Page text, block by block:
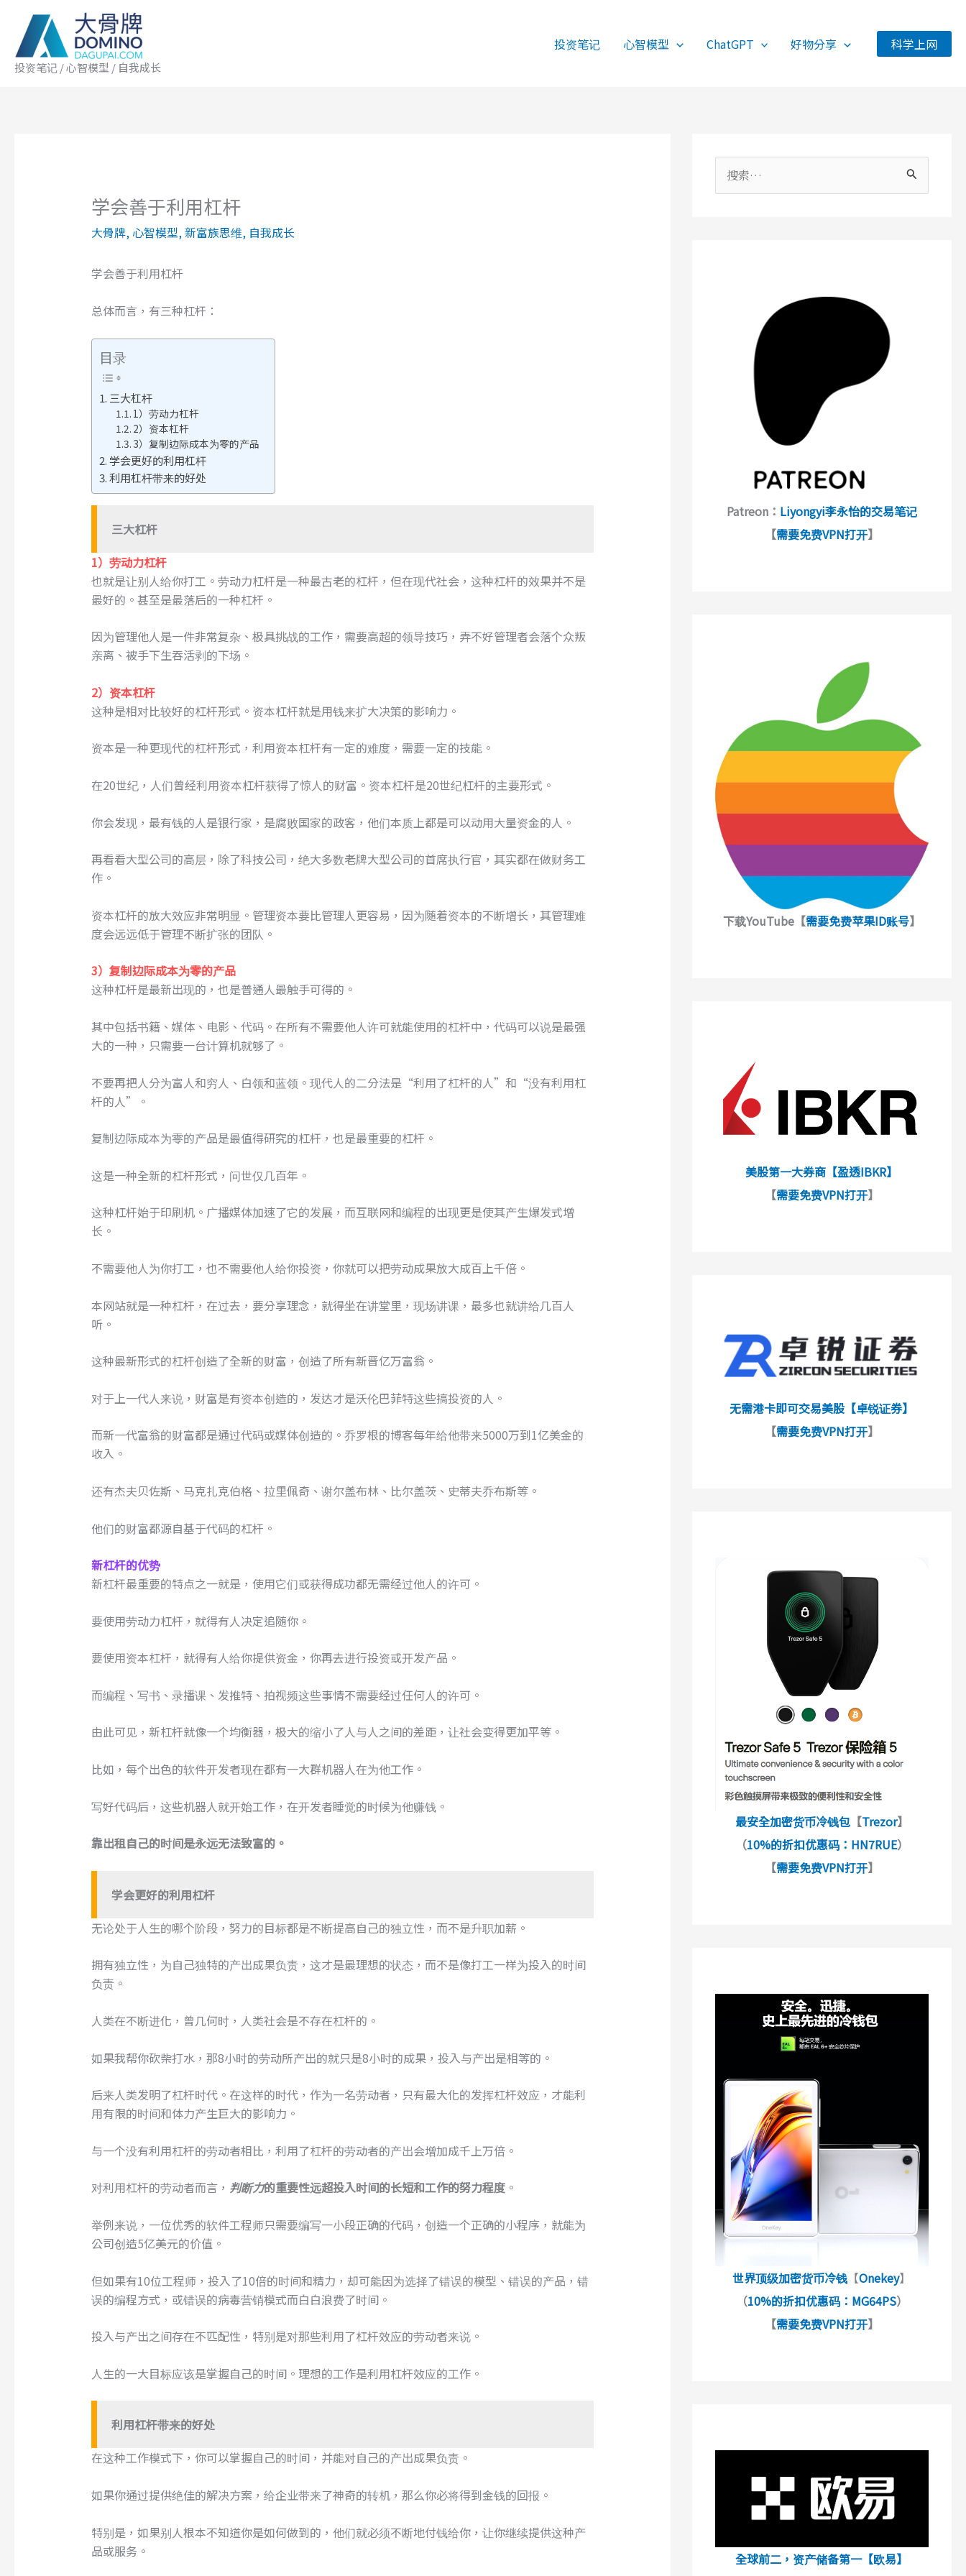
投资笔记 / 心智模型 / 自我成长
投资笔记 心智模型 ChatGPT 好物分享 科学上网
学会善于利用杠杆
大骨牌, 心智模型,新富族思维, 自我成长
学会善于利用杠杆
总体而言，有三种杠杆：
目录
三大杠杆
1）劳动力杠杆
2）资本杠杆
3）复制边际成本为零的产品
学会更好的利用杠杆
利用杠杆带来的好处
三大杠杆
1）劳动力杠杆
也就是让别人给你打工。劳动力杠杆是一种最古老的杠杆，但在现代社会，这种杠杆的效果并不是
最好的。甚至是最落后的一种杠杆。
因为管理他人是一件非常复杂、极具挑战的工作，需要高超的领导技巧，弄不好管理者会落个众叛
亲离、被手下生吞活剥的下场。
2）资本杠杆
这种是相对比较好的杠杆形式。资本杠杆就是用钱来扩大决策的影响力。
资本是一种更现代的杠杆形式，利用资本杠杆有一定的难度，需要一定的技能。
在20世纪，人们曾经利用资本杠杆获得了惊人的财富。资本杠杆是20世纪杠杆的主要形式。
你会发现，最有钱的人是银行家，是腐败国家的政客，他们本质上都是可以动用大量资金的人。
再看看大型公司的高层，除了科技公司，绝大多数老牌大型公司的首席执行官，其实都在做财务工
作。
资本杠杆的放大效应非常明显。管理资本要比管理人更容易，因为随着资本的不断增长，其管理难
度会远远低于管理不断扩张的团队。
3）复制边际成本为零的产品
这种杠杆是最新出现的，也是普通人最触手可得的。
其中包括书籍、媒体、电影、代码。在所有不需要他人许可就能使用的杠杆中，代码可以说是最强
大的一种，只需要一台计算机就够了。
不要再把人分为富人和穷人、白领和蓝领。现代人的二分法是“利用了杠杆的人”和“没有利用杠
杆的人”。
复制边际成本为零的产品是最值得研究的杠杆，也是最重要的杠杆。
这是一种全新的杠杆形式，问世仅几百年。
这种杠杆始于印刷机。广播媒体加速了它的发展，而互联网和编程的出现更是使其产生爆发式增
长。
不需要他人为你打工，也不需要他人给你投资，你就可以把劳动成果放大成百上千倍。
本网站就是一种杠杆，在过去，要分享理念，就得坐在讲堂里，现场讲课，最多也就讲给几百人
听。
这种最新形式的杠杆创造了全新的财富，创造了所有新晋亿万富翁。
对于上一代人来说，财富是有资本创造的，发达才是沃伦巴菲特这些搞投资的人。
而新一代富翁的财富都是通过代码或媒体创造的。乔罗根的博客每年给他带来5000万到1亿美金的
收入。
还有杰夫贝佐斯、马克扎克伯格、拉里佩奇、谢尔盖布林、比尔盖茨、史蒂夫乔布斯等。
他们的财富都源自基于代码的杠杆。
新杠杆的优势
新杠杆最重要的特点之一就是，使用它们或获得成功都无需经过他人的许可。
要使用劳动力杠杆，就得有人决定追随你。
要使用资本杠杆，就得有人给你提供资金，你再去进行投资或开发产品。
而编程、写书、录播课、发推特、拍视频这些事情不需要经过任何人的许可。
由此可见，新杠杆就像一个均衡器，极大的缩小了人与人之间的差距，让社会变得更加平等。
比如，每个出色的软件开发者现在都有一大群机器人在为他工作。
写好代码后，这些机器人就开始工作，在开发者睡觉的时候为他赚钱。
靠出租自己的时间是永远无法致富的。
学会更好的利用杠杆
无论处于人生的哪个阶段，努力的目标都是不断提高自己的独立性，而不是升职加薪。
拥有独立性，为自己独特的产出成果负责，这才是最理想的状态，而不是像打工一样为投入的时间
负责。
人类在不断进化，曾几何时，人类社会是不存在杠杆的。
如果我帮你砍柴打水，那8小时的劳动所产出的就只是8小时的成果，投入与产出是相等的。
后来人类发明了杠杆时代。在这样的时代，作为一名劳动者，只有最大化的发挥杠杆效应，才能利
用有限的时间和体力产生巨大的影响力。
与一个没有利用杠杆的劳动者相比，利用了杠杆的劳动者的产出会增加成千上万倍。
对利用杠杆的劳动者而言， 判断力的重要性远超投入时间的长短和工作的努力程度。
举例来说，一位优秀的软件工程师只需要编写一小段正确的代码，创造一个正确的小程序，就能为
公司创造5亿美元的价值。
但如果有10位工程师，投入了10倍的时间和精力，却可能因为选择了错误的模型、错误的产品，错
误的编程方式，或错误的病毒营销模式而白白浪费了时间。
投入与产出之间存在不匹配性，特别是对那些利用了杠杆效应的劳动者来说。
人生的一大目标应该是掌握自己的时间。理想的工作是利用杠杆效应的工作。
利用杠杆带来的好处
在这种工作模式下，你可以掌握自己的时间，并能对自己的产出成果负责。
如果你通过提供绝佳的解决方案，给企业带来了神奇的转机，那么你必将得到金钱的回报。
特别是，如果别人根本不知道你是如何做到的，他们就必须不断地付钱给你，让你继续提供这种产
品或服务。
索
Patreon： Liyongyi李永怡的交易笔记
【需要免费VPN打开】
下载YouTube【需要免费苹果ID账号】
美股第一大券商【盈透IBKR】
【需要免费VPN打开】
无需港卡即可交易美股【卓锐证券】
【需要免费VPN打开】
最安全加密货币冷钱包【Trezor】
（10%的折扣优惠码：HN7RUE）
【需要免费VPN打开】
世界顶级加密货币冷钱 【Onekey】
（10%的折扣优惠码：MG64PS）
【需要免费VPN打开】
全球前二，资产储备第一【欧易】